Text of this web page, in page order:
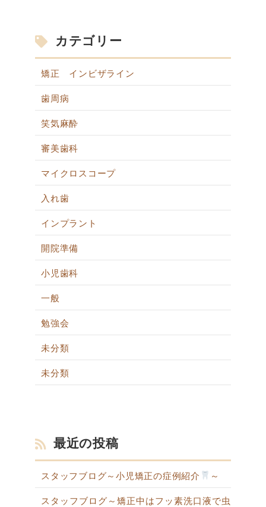
カテゴリー
矯正 インビザライン
歯周病
笑気麻酔
審美歯科
マイクロスコープ
入れ歯
インプラント
開院準備
小児歯科
一般
勉強会
未分類
未分類
最近の投稿
スタッフブログ～小児矯正の症例紹介
～
スタッフブログ～矯正中はフッ素洗口液で虫